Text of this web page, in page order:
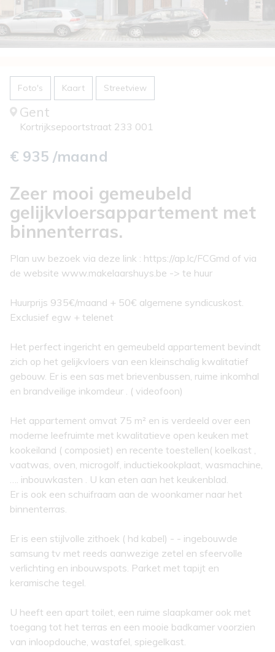
Zeer mooi gemeubeld
gelijkvloersappartement met
binnenterras.
Gent
Kortrijksepoortstraat 233 001
€ 935 /maand
Foto's Kaart Streetview
Plan uw bezoek via deze link : https://ap.lc/FCGmd of via
de website www.makelaarshuys.be -> te huur
Huurprijs 935€/maand + 50€ algemene syndicuskost.
Exclusief egw + telenet
Het perfect ingericht en gemeubeld appartement bevindt
zich op het gelijkvloers van een kleinschalig kwalitatief
gebouw. Er is een sas met brievenbussen, ruime inkomhal
en brandveilige inkomdeur . ( videofoon)
Het appartement omvat 75 m² en is verdeeld over een
moderne leefruimte met kwalitatieve open keuken met
kookeiland ( composiet) en recente toestellen( koelkast ,
vaatwas, oven, microgolf, inductiekookplaat, wasmachine,
…. inbouwkasten . U kan eten aan het keukenblad.
Er is ook een schuifraam aan de woonkamer naar het
binnenterras.
Er is een stijlvolle zithoek ( hd kabel) - - ingebouwde
samsung tv met reeds aanwezige zetel en sfeervolle
verlichting en inbouwspots. Parket met tapijt en
keramische tegel.
U heeft een apart toilet, een ruime slaapkamer ook met
toegang tot het terras en een mooie badkamer voorzien
van inloopdouche, wastafel, spiegelkast.